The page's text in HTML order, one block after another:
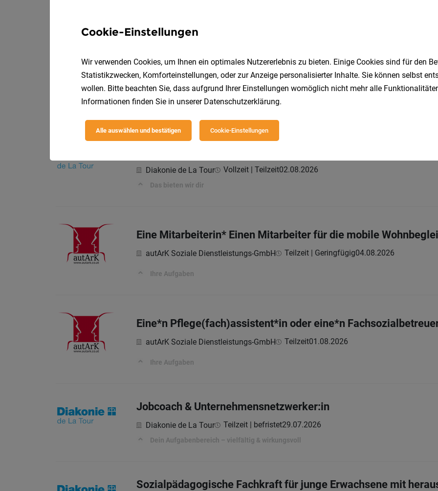
Eine*n Fachsozialbetreuer*in BB oder BA
autArK Soziale Dienstleistungs-GmbH Teilzeit | befristet02.08.2026
Diakonie de La Tour Vollzeit | Teilzeit02.08.2026
Das bieten wir dir
Eine Mitarbeiterin* Einen Mitarbeiter für die mobile
autArK Soziale Dienstleistungs-GmbH Teilzeit | Geringfügig04.08.2026
Ihre Aufgaben
Eine*n Pflege(fach)assistent*in oder eine*n
autArK Soziale Dienstleistungs-GmbH Teilzeit01.08.2026
Ihre Aufgaben
Jobcoach & Unternehmensnetzwerker:in
Diakonie de La Tour Teilzeit | befristet29.07.2026
Dein Aufgabenbereich – vielfältig & wirkungsvoll
Sozialpädagogische Fachkraft für junge Erwachsene mit
Cookie-Einstellungen
Wir verwenden Cookies, um Ihnen ein optimales Nutzererlebnis zu bieten. Einige Cookies sind für den
Statistikzwecken, Komforteinstellungen, oder zur Anzeige personalisierter Inhalte. Sie können selbst
wollen. Bitte beachten Sie, dass aufgrund Ihrer Einstellungen womöglich nicht mehr alle
Informationen finden Sie in unserer Datenschutzerklärung.
Alle auswählen und bestätigen Cookie-Einstellungen